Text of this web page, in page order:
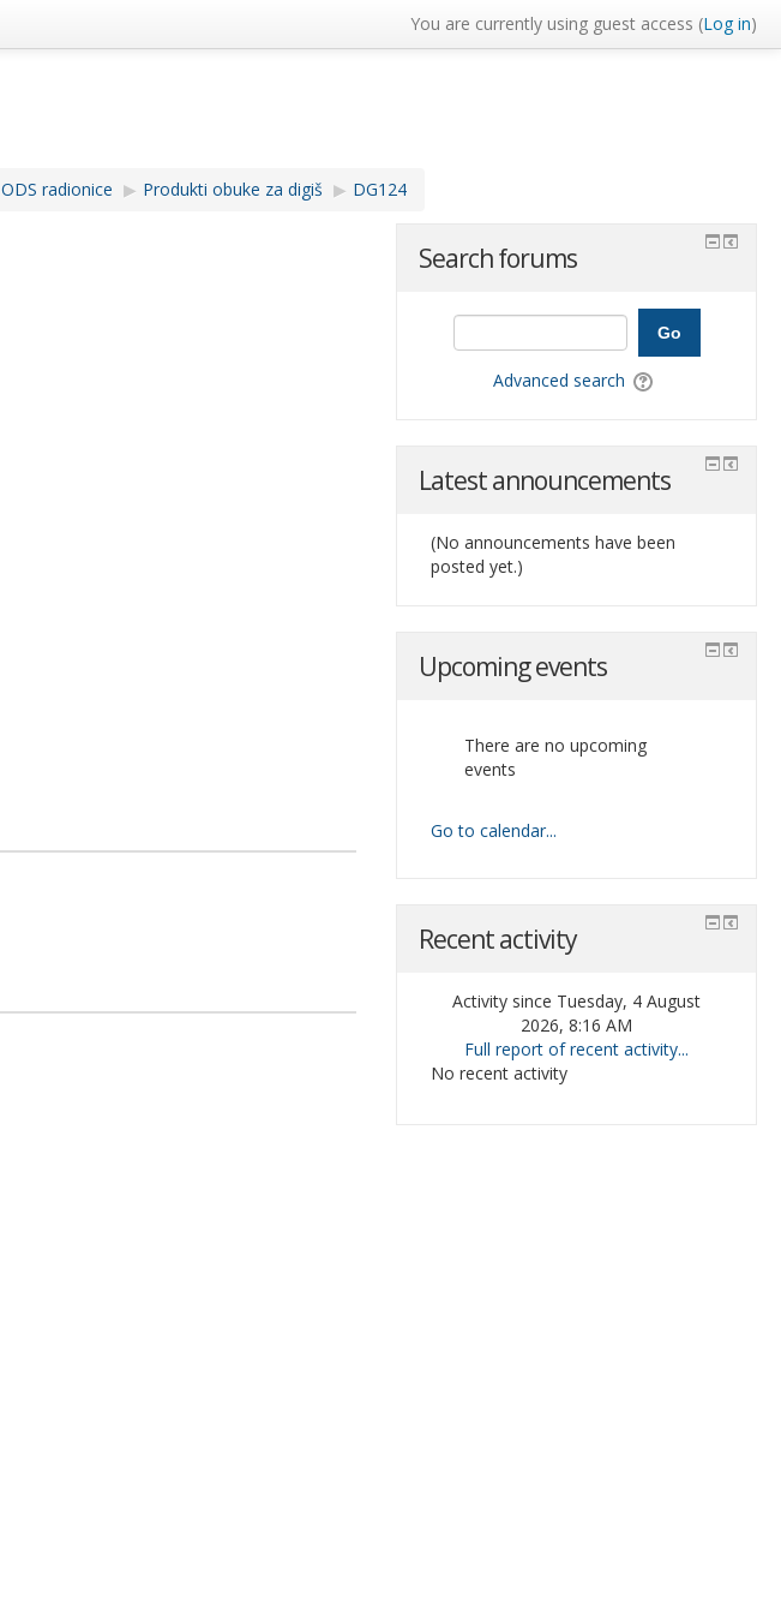
You are currently using guest access (Log in)
ODS radionice ▶︎ Produkti obuke za digiš ▶︎ DG124
Search forums
Go
Advanced search
Latest announcements
(No announcements have been
posted yet.)
Upcoming events
There are no upcoming
events
Go to calendar...
Recent activity
Activity since Tuesday, 4 August
2026, 8:16 AM
Full report of recent activity...
No recent activity